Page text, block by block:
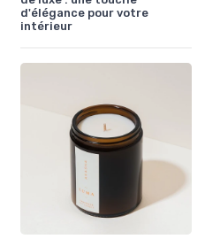
d'élégance pour votre
intérieur